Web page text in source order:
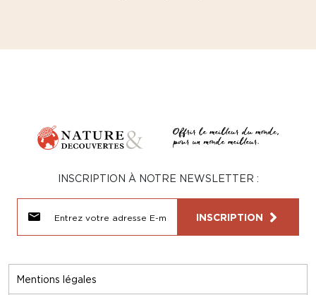
Mentions légales
INSCRIPTION À NOTRE NEWSLETTER :
INSCRIPTION